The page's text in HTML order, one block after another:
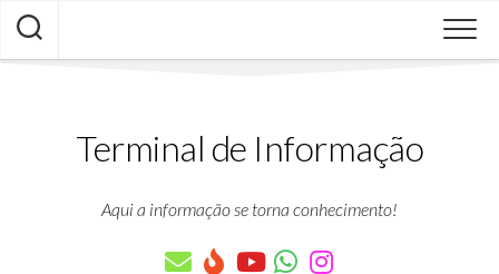
Skip
content
Terminal de Informação
Aqui a informação se torna conhecimento!